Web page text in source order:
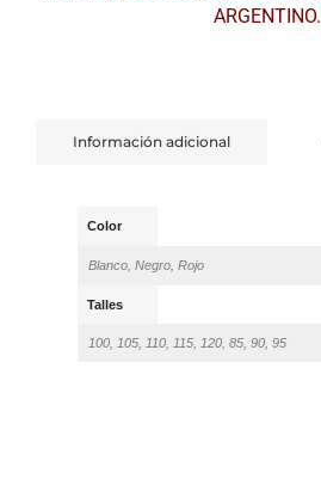
ARGENTINO.
Información adicional
Color
Blanco, Negro, Rojo
Talles
100, 105, 110, 115, 120, 85, 90, 95